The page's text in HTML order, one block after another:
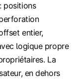
positions
entier,
logique propre
La
en dehors